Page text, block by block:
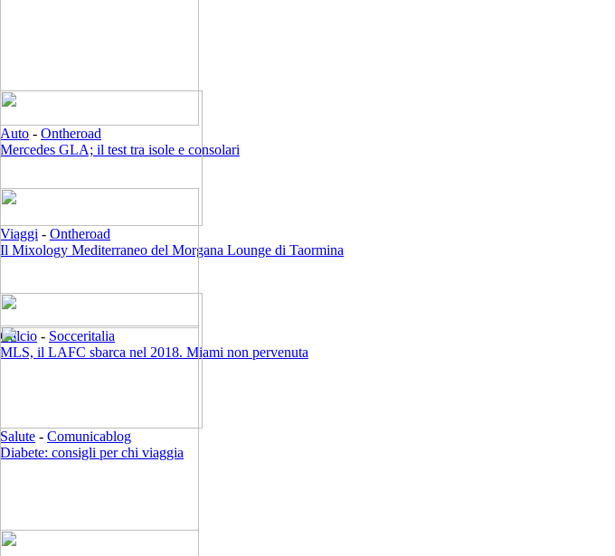
Auto - Ontheroad
Mercedes GLA; il test tra isole e consolari
Viaggi - Ontheroad
Il Mixology Mediterraneo del Morgana Lounge di Taormina
Calcio - Socceritalia
MLS, il LAFC sbarca nel 2018. Miami non pervenuta
Salute - Comunicablog
Diabete: consigli per chi viaggia